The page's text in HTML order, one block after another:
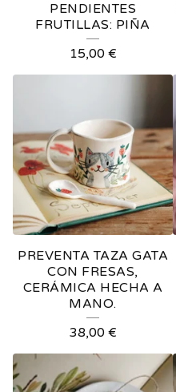
PENDIENTES
FRUTILLAS: PIÑA
15,00 €
PREVENTA TAZA GATA
CON FRESAS,
CERÁMICA HECHA A
MANO.
38,00 €